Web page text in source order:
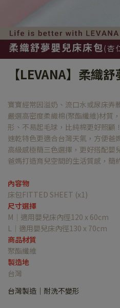
【LEVANA】柔織
寶寶經常因溢奶、流口水或尿床弄
嚴選高密度柔織棉(聚酯纖維)材質
形、不易起毛球，比純棉更好照顧！
速乾特色更適合台灣天氣，方便爸
高級感極簡三色選擇，更好搭配嬰
爸媽打造育兒空間的生活質感，簡
內容物
床包FITTED SHEET (x1)
尺寸選擇
M｜適用嬰兒床內徑120 x 60cm
L｜適用嬰兒床內徑130 x 70cm
商品材質
聚酯纖維
製造地
台灣
台灣製造｜耐洗不變形